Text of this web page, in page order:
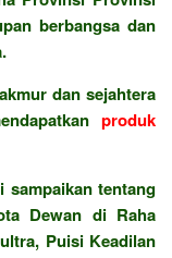
berbangsa dan
dan sejahtera
produk
sampaikan tentang
Dewan di Raha
Puisi Keadilan